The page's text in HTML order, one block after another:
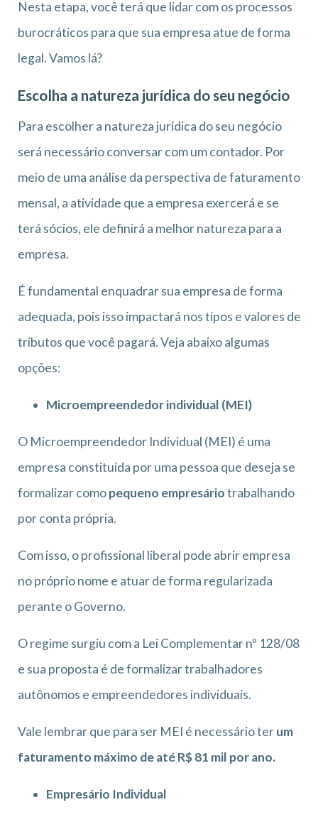
Nesta etapa, você terá que lidar com os processos
burocráticos para que sua empresa atue de forma
legal. Vamos lá?
Escolha a natureza jurídica do seu negócio
Para escolher a natureza jurídica do seu negócio
será necessário conversar com um contador. Por
meio de uma análise da perspectiva de faturamento
mensal, a atividade que a empresa exercerá e se
terá sócios, ele definirá a melhor natureza para a
empresa.
É fundamental enquadrar sua empresa de forma
adequada, pois isso impactará nos tipos e valores de
tributos que você pagará. Veja abaixo algumas
opções:
Microempreendedor individual (MEI)
O Microempreendedor Individual (MEI) é uma
empresa constituída por uma pessoa que deseja se
formalizar comopequeno empresáriotrabalhando
por conta própria.
Com isso, o profissional liberal pode abrir empresa
no próprio nome e atuar de forma regularizada
perante o Governo.
O regime surgiu com a Lei Complementar nº 128/08
e sua proposta é de formalizar trabalhadores
autônomos e empreendedores individuais.
Vale lembrar que para ser MEI é necessário terum
faturamento máximo de até R$ 81 mil por ano.
Empresário Individual